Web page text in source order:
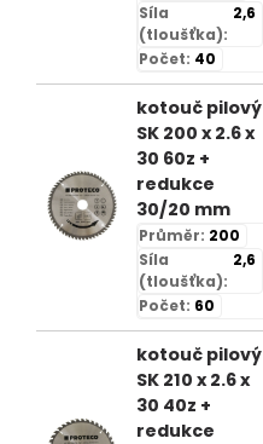
Síla
(tloušťka):
2,6
Počet: 40
kotouč pilový
SK 200 x 2.6 x
30 60z +
redukce
30/20 mm
Průměr: 200
Síla
(tloušťka):
2,6
Počet: 60
kotouč pilový
SK 210 x 2.6 x
30 40z +
redukce